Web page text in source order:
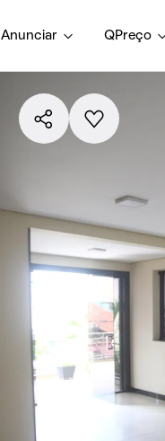
Anunciar QPreço